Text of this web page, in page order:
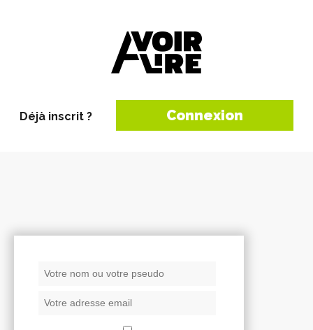
Déjà inscrit ? Connexion